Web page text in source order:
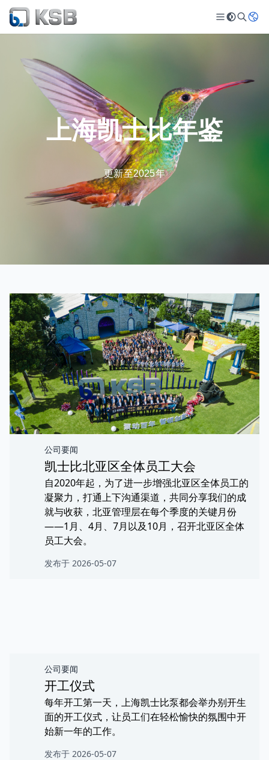
上海凯士比年鉴
更新至2025年
公司要闻
凯士比北亚区全体员工大会
自2020年起，为了进一步增强北亚区全体员工的
凝聚力，打通上下沟通渠道，共同分享我们的成
就与收获，北亚管理层在每个季度的关键月份
——1月、4月、7月以及10月，召开北亚区全体
员工大会。
发布于 2026-05-07
公司要闻
开工仪式
每年开工第一天，上海凯士比泵都会举办别开生
面的开工仪式，让员工们在轻松愉快的氛围中开
始新一年的工作。
发布于 2026-05-07